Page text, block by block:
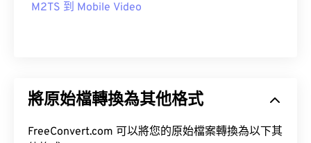
M2TS 到 Mobile Video
將原始檔轉換為其他格式
FreeConvert.com 可以將您的原始檔案轉換為以下其